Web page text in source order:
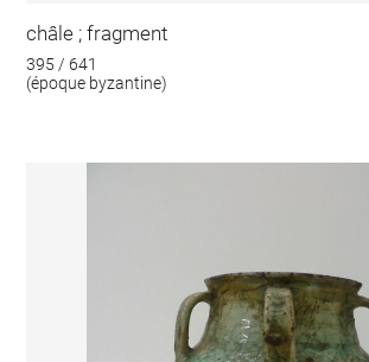
châle ; fragment
395 / 641
(époque byzantine)